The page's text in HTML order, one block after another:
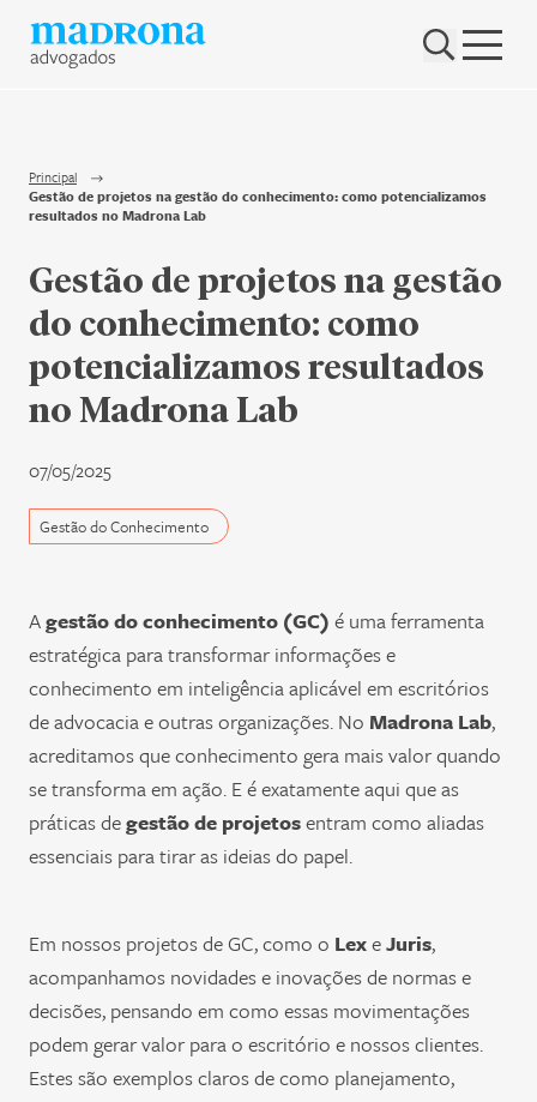
Nenhum resultado encontrado
Hub Madrona
Contato
Newsletter
Principal
Gestão de projetos na gestão do conhecimento: como potencializamos
resultados no Madrona Lab
Gestão de projetos na gestão
do conhecimento: como
potencializamos resultados
no Madrona Lab
07/05/2025
Gestão do Conhecimento
Agestão do conhecimento (GC) é uma ferramenta
estratégica para transformar informações e
conhecimento em inteligência aplicável em escritórios
de advocacia e outras organizações. No Madrona Lab,
acreditamos que conhecimento gera mais valor quando
se transforma em ação. E é exatamente aqui que as
práticas degestão de projetosentram como aliadas
essenciais para tirar as ideias do papel.
Em nossos projetos de GC, como o LexeJuris,
acompanhamos novidades e inovações de normas e
decisões, pensando em como essas movimentações
podem gerar valor para o escritório e nossos clientes.
Estes são exemplos claros de como planejamento,